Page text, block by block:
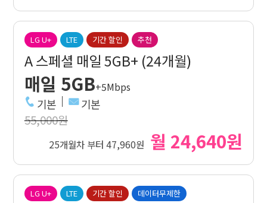
LG U+ LTE 기간 할인 추천
A 스페셜 매일 5GB+ (24개월)
매일 5GB+5Mbps
기본 기본
55,000원
25개월차 부터 47,960원 월 24,640원
LG U+ LTE 기간 할인 데이터무제한